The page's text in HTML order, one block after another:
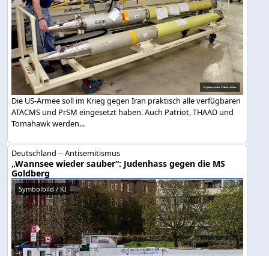
Die US-Armee soll im Krieg gegen Iran praktisch alle verfügbaren
ATACMS und PrSM eingesetzt haben. Auch Patriot, THAAD und
Tomahawk werden...
Deutschland -- Antisemitismus
„Wannsee wieder sauber“: Judenhass gegen die MS
Goldberg
Symbolbild / KI